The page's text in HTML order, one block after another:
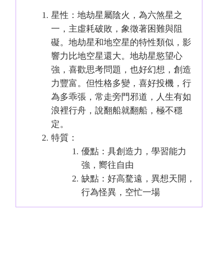
星性：地劫星屬陰火，為六煞星之
一，主虛耗破敗，象徵著困難與阻
礙。地劫星和地空星的特性類似，影
響力比地空星還大。地劫星慾望心
強，喜歡思考問題，也好幻想，創造
力豐富。但性格多變，喜好投機，行
為多乖張，常走旁門邪道，人生有如
浪裡行舟，說翻船就翻船，極不穩
定。
特質：
優點：具創造力，學習能力
強，嚮往自由
缺點：好高騖遠，異想天開，
行為怪異，空忙一場